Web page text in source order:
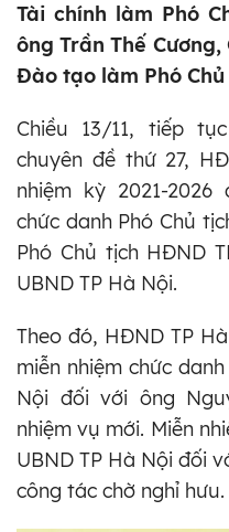
Tài chính làm Phó
ông Trần Thế
Đào tạo làm Phó
Chiều 13/11, tiếp
chuyên đề thứ 27,
nhiệm kỳ 2021-
chức danh Phó Chủ
Phó Chủ tịch HĐND
UBND TP Hà Nội.
Theo đó, HĐND TP
miễn nhiệm chức
Nội đối với ông
nhiệm vụ mới. Miễn
UBND TP Hà Nội đối
công tác chờ nghỉ hưu.